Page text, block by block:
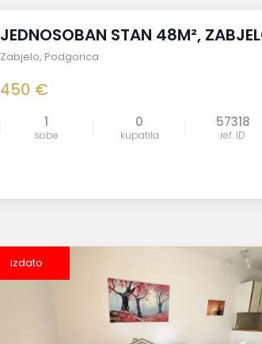
izdato
JEDNOSOBAN STAN 48M²,
Zabjelo, Podgorica
450 €
1
sobe
0
kupatila
57318
ref. ID
izdato